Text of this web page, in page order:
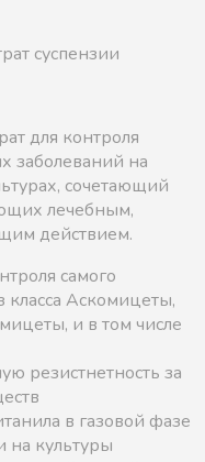
суспензии
для контроля
заболеваний на
сочетающий
лечебным,
действием.
самого
класса Аскомицеты,
и в том числе
резистнетность за
в газовой фазе
на культуры